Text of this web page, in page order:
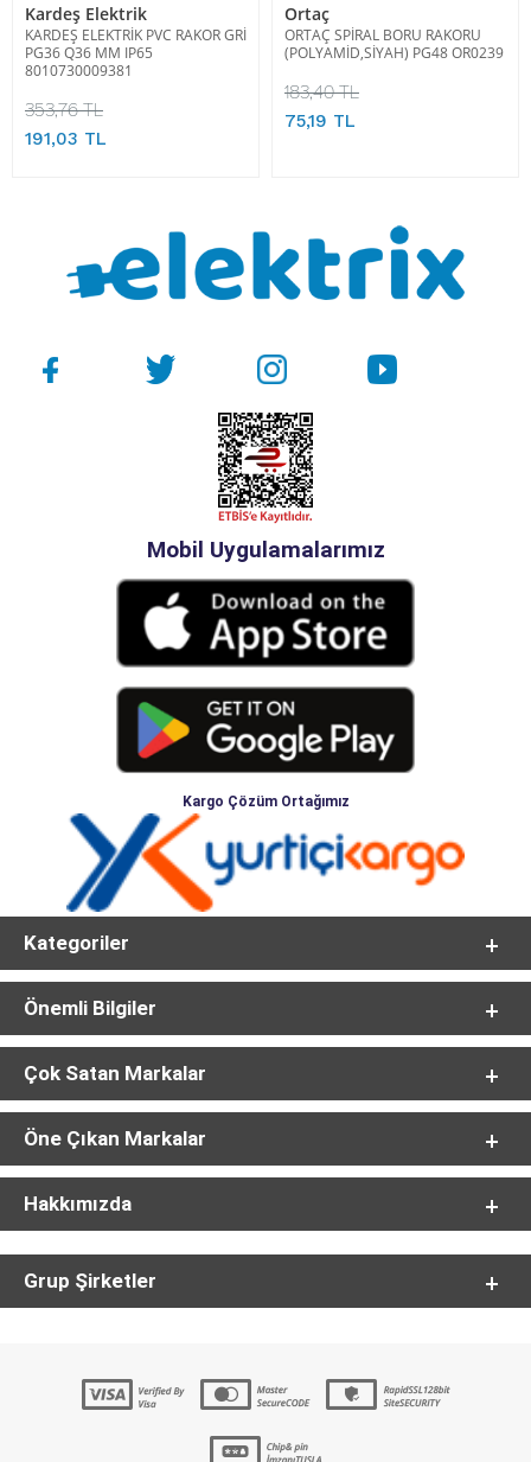
Kardeş Elektrik
KARDEŞ ELEKTRİK PVC RAKOR GRİ
PG36 Q36 MM IP65
8010730009381
353,76 TL
191,03 TL
Ortaç
ORTAÇ SPİRAL BORU RAKORU
(POLYAMİD,SİYAH) PG48 OR0239
183,40 TL
75,19 TL
Mobil Uygulamalarımız
Kargo Çözüm Ortağımız
Kategoriler
Önemli Bilgiler
Çok Satan Markalar
Öne Çıkan Markalar
Hakkımızda
Grup Şirketler